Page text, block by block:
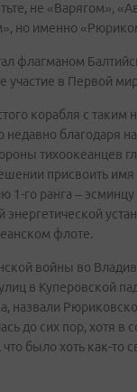
не «Варягом»,
но именно
флагманом
участие в Первой
корабля с таким
недавно благодаря
тихоокеанцев
присвоить
1-го ранга –
энергетической
флоте.
войны во
в Куперовской
назвали
до сих пор, хотя в
было хоть как-то